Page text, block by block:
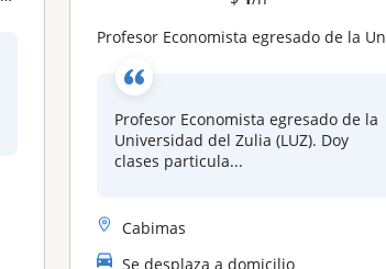
Profesor Economista egresado de la Universidad del Zulia (LUZ). Doy clases particulares Online de cualquier asignatura o curso relacionado con Economía, tanto a nivel de pregrado como de postgrado
Profesor Economista egresado de la
Universidad del Zulia (LUZ). Doy
clases particula...
Cabimas
Se desplaza a domicilio